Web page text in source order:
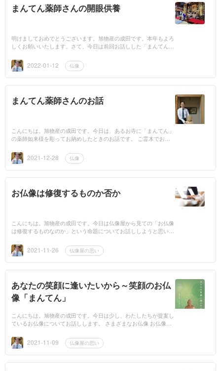
まんてん薬師さんの開眼供養
明けましておめでとうございます。旭物産の成田です。本年もよろ
しくお願いいたします。さて、今日は前回お話しした「まんてん」
こちらから...2022-01-12 仏像
まんてん薬師さんのお話
こんにちは。旭物産の成田です。今日は、あるお寺に「まんてん」
の薬師如来様を彫ってお納めしたときのお話です。 ご霊木でお仏
とです。...2021-12-28 仏像
お仏像は修復するものか否か
こんにちは。旭物産の成田です。今日は仏像屋から見ての「お仏像
は修復するものなのか」という命題についてお話ししようと思いま
ったのか...2021-11-26 仏像屋の思い
あなたの笑顔に逢いたいから～笑顔のお仏
像「まんてん」
こんにちは。旭物産の成田です。今日は少し、わたしたちが提案し
ているお仏像についてお話しします。 さまざまなお仏像 お仏像と
かべる...2021-11-09 仏像屋の思い